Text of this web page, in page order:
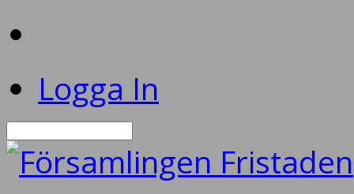
Logga In